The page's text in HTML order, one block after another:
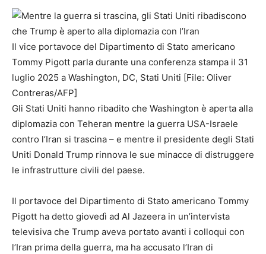
Il vice portavoce del Dipartimento di Stato americano
Tommy Pigott parla durante una conferenza stampa il 31
luglio 2025 a Washington, DC, Stati Uniti [File: Oliver
Contreras/AFP]
Gli Stati Uniti hanno ribadito che Washington è aperta alla
diplomazia con Teheran mentre la guerra USA-Israele
contro l’Iran si trascina – e mentre il presidente degli Stati
Uniti Donald Trump rinnova le sue minacce di distruggere
le infrastrutture civili del paese.
Il portavoce del Dipartimento di Stato americano Tommy
Pigott ha detto giovedì ad Al Jazeera in un’intervista
televisiva che Trump aveva portato avanti i colloqui con
l’Iran prima della guerra, ma ha accusato l’Iran di